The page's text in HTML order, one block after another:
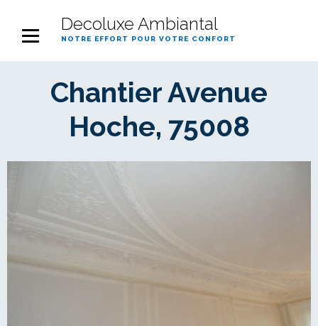
Decoluxe Ambiantal
notre effort pour votre confort
Chantier Avenue
Hoche, 75008